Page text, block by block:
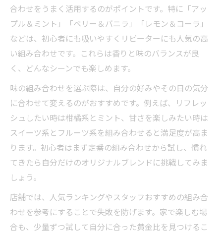
合わせをうまく活用するのがポイントです。特に「アッ
プル＆ミント」「ベリー＆バニラ」「レモン＆コーラ」
などは、初心者にも吸いやすくリピーターにも人気の高
い組み合わせです。これらは香りと味のバランスが良
く、どんなシーンでも楽しめます。
味の組み合わせを選ぶ際は、自分の好みやその日の気分
に合わせて変えるのがおすすめです。例えば、リフレッ
シュしたい時は柑橘系とミント、甘さを楽しみたい時は
スイーツ系とフルーツ系を組み合わせると満足度が高ま
ります。初心者はまず定番の組み合わせから試し、慣れ
てきたら自分だけのオリジナルブレンドに挑戦してみま
しょう。
店舗では、人気ランキングやスタッフおすすめの組み合
わせを参考にすることで失敗を防げます。家で楽しむ場
合も、少量ずつ試して自分に合った黄金比を見つけるこ